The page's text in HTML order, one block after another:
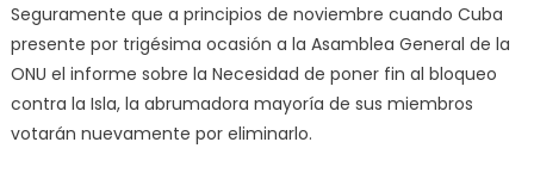
Seguramente que a principios de noviembre cuando Cuba
presente por trigésima ocasión a la Asamblea General de la
ONU el informe sobre la Necesidad de poner fin al bloqueo
contra la Isla, la abrumadora mayoría de sus miembros
votarán nuevamente por eliminarlo.